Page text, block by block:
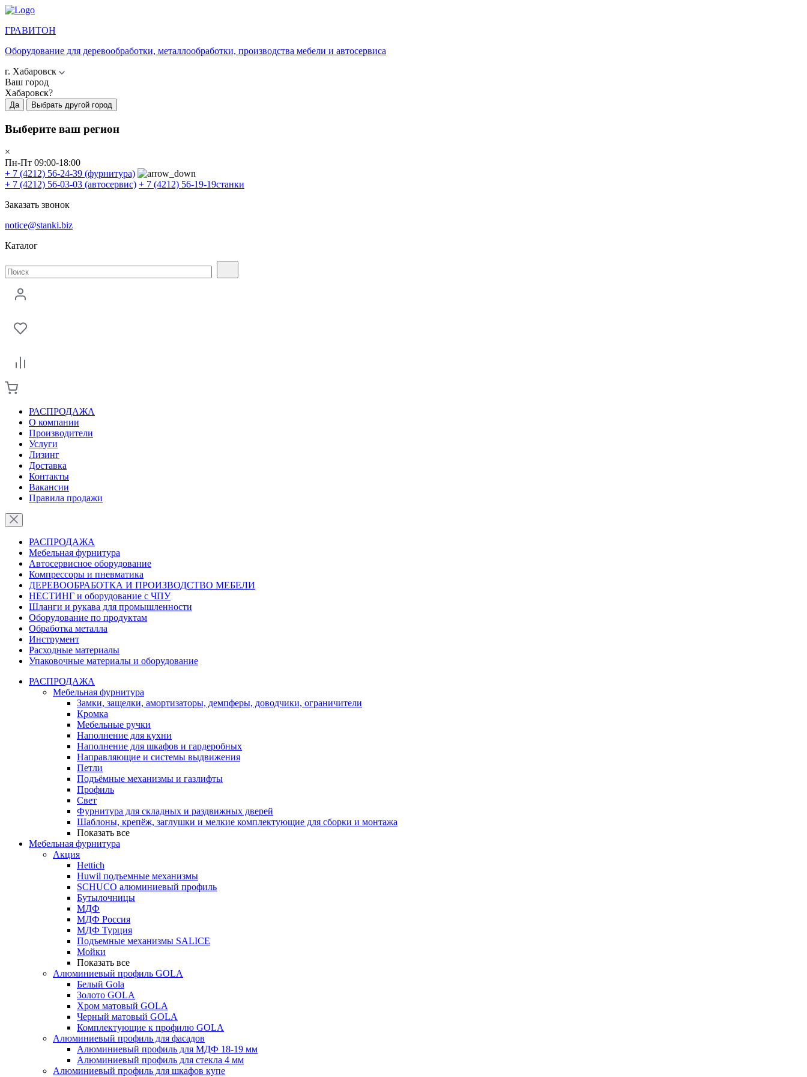
ГРАВИТОН
Оборудование для деревообработки, металлообработки, производства мебели и автосервиса
г. Хабаровск
Ваш город
Хабаровск?
Да Выбрать другой город
Выберите ваш регион
×
Пн-Пт 09:00-18:00
+ 7 (4212) 56-24-39 (фурнитура)
+ 7 (4212) 56-03-03 (автосервис) + 7 (4212) 56-19-19станки
Заказать звонок
notice@stanki.biz
Каталог
РАСПРОДАЖА
О компании
Производители
Услуги
Лизинг
Доставка
Контакты
Вакансии
Правила продажи
РАСПРОДАЖА
Мебельная фурнитура
Автосервисное оборудование
Компрессоры и пневматика
ДЕРЕВООБРАБОТКА И ПРОИЗВОДСТВО МЕБЕЛИ
НЕСТИНГ и оборудование с ЧПУ
Шланги и рукава для промышленности
Оборудование по продуктам
Обработка металла
Инструмент
Расходные материалы
Упаковочные материалы и оборудование
РАСПРОДАЖА
Мебельная фурнитура
Замки, защелки, амортизаторы, демпферы, доводчики, ограничители
Кромка
Мебельные ручки
Наполнение для кухни
Наполнение для шкафов и гардеробных
Направляющие и системы выдвижения
Петли
Подъёмные механизмы и газлифты
Профиль
Свет
Фурнитура для складных и раздвижных дверей
Шаблоны, крепёж, заглушки и мелкие комплектующие для сборки и монтажа
Показать все
Мебельная фурнитура
Акция
Hettich
Huwil подъемные механизмы
SCHUCO алюминиевый профиль
Бутылочницы
МДФ
МДФ Россия
МДФ Турция
Подъемные механизмы SALICE
Мойки
Показать все
Алюминиевый профиль GOLA
Белый Gola
Золото GOLA
Хром матовый GOLA
Черный матовый GOLA
Комплектующие к профилю GOLA
Алюминиевый профиль для фасадов
Алюминиевый профиль для МДФ 18-19 мм
Алюминиевый профиль для стекла 4 мм
Алюминиевый профиль для шкафов купе